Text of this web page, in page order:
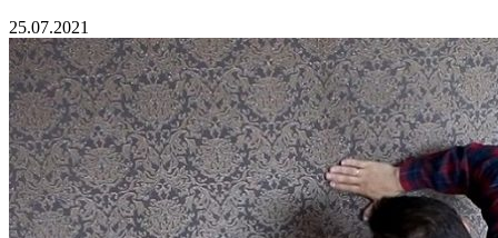
25.07.2021